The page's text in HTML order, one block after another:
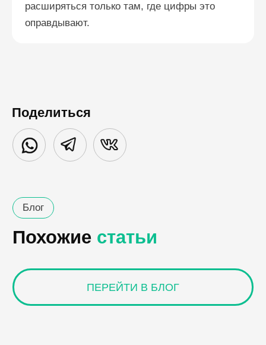
расширяться только там, где цифры это
оправдывают.
Поделиться